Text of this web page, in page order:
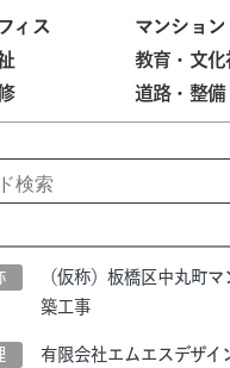
ィス
マンション
教育・文化
道路・整備
（仮称）板橋区中丸町
築工事
有限会社エムエスデザイ